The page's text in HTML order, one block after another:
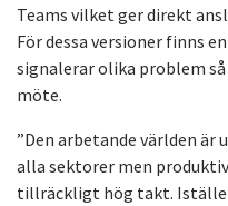
Teams vilket ger direkt
För dessa versioner finns
signalerar olika problem
möte.
”Den arbetande världen är
alla sektorer men
tillräckligt hög takt.